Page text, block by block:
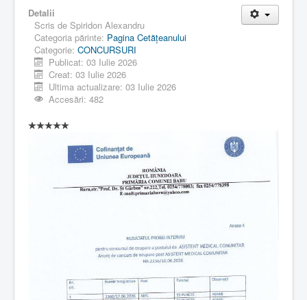
Detalii
Scris de Spiridon Alexandru
Categoria părinte: Pagina Cetăţeanului
Categorie: CONCURSURI
Publicat: 03 Iulie 2026
Creat: 03 Iulie 2026
Ultima actualizare: 03 Iulie 2026
Accesări: 482